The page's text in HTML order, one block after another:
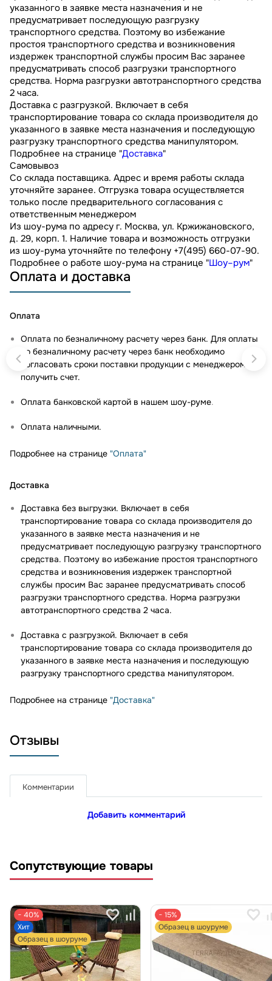
указанного в заявке места назначения и не
предусматривает последующую разгрузку
транспортного средства. Поэтому во избежание
простоя транспортного средства и возникновения
издержек транспортной службы просим Вас заранее
предусматривать способ разгрузки транспортного
средства. Норма разгрузки автотранспортного средства
2 часа.
Доставка с разгрузкой. Включает в себя
транспортирование товара со склада производителя до
указанного в заявке места назначения и последующую
разгрузку транспортного средства манипулятором.
Подробнее на странице "Доставка"
Самовывоз
Со склада поставщика. Адрес и время работы склада
уточняйте заранее. Отгрузка товара осуществляется
только после предварительного согласования с
ответственным менеджером
Из шоу-рума по адресу г. Москва, ул. Кржижановского,
д. 29, корп. 1. Наличие товара и возможность отгрузки
из шоу-рума уточняйте по телефону +7(495) 660-07-90.
Подробнее о работе шоу-рума на странице "Шоу–рум"
Оплата и доставка
Оплата
Оплата по безналичному расчету через банк. Для оплаты
по безналичному расчету через банк необходимо
согласовать сроки поставки продукции с менеджером и
получить счет.
Оплата банковской картой в нашем шоу-руме.
Оплата наличными.
Подробнее на странице "Оплата"
Доставка
Доставка без выгрузки. Включает в себя
транспортирование товара со склада производителя до
указанного в заявке места назначения и не
предусматривает последующую разгрузку транспортного
средства. Поэтому во избежание простоя транспортного
средства и возникновения издержек транспортной
службы просим Вас заранее предусматривать способ
разгрузки транспортного средства. Норма разгрузки
автотранспортного средства 2 часа.
Доставка с разгрузкой. Включает в себя
транспортирование товара со склада производителя до
указанного в заявке места назначения и последующую
разгрузку транспортного средства манипулятором.
Подробнее на странице "Доставка"
Отзывы
Комментарии
Добавить комментарий
Сопутствующие товары
− 40%
Хит
Образец в шоуруме
− 15%
Образец в шоуруме